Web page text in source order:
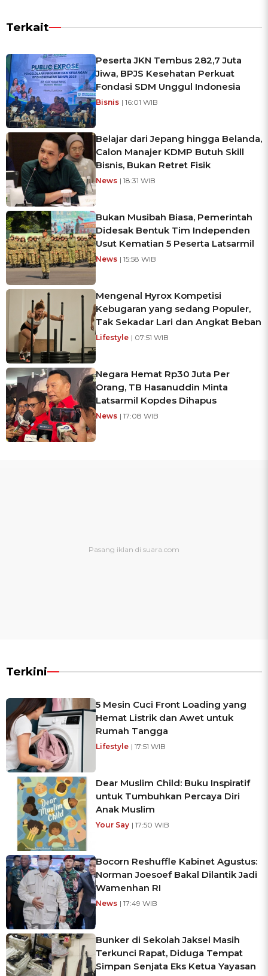
Terkait
Peserta JKN Tembus 282,7 Juta
Jiwa, BPJS Kesehatan Perkuat
Fondasi SDM Unggul Indonesia
Bisnis | 16:01 WIB
Belajar dari Jepang hingga Belanda,
Calon Manajer KDMP Butuh Skill
Bisnis, Bukan Retret Fisik
News | 18:31 WIB
Bukan Musibah Biasa, Pemerintah
Didesak Bentuk Tim Independen
Usut Kematian 5 Peserta Latsarmil
News | 15:58 WIB
Mengenal Hyrox Kompetisi
Kebugaran yang sedang Populer,
Tak Sekadar Lari dan Angkat Beban
Lifestyle | 07:51 WIB
Negara Hemat Rp30 Juta Per
Orang, TB Hasanuddin Minta
Latsarmil Kopdes Dihapus
News | 17:08 WIB
Terkini
5 Mesin Cuci Front Loading yang
Hemat Listrik dan Awet untuk
Rumah Tangga
Lifestyle | 17:51 WIB
Dear Muslim Child: Buku Inspiratif
untuk Tumbuhkan Percaya Diri
Anak Muslim
Your Say | 17:50 WIB
Bocorn Reshuffle Kabinet Agustus:
Norman Joesoef Bakal Dilantik Jadi
Wamenhan RI
News | 17:49 WIB
Bunker di Sekolah Jaksel Masih
Terkunci Rapat, Diduga Tempat
Simpan Senjata Eks Ketua Yayasan